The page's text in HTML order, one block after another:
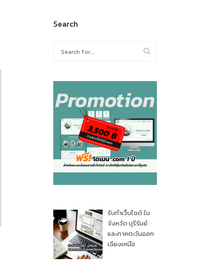
Search
for:
รับทำเว็บไซต์ ใน
จังหวัด บุรีรัมย์
และภาคตะวันออก
เฉียงเหนือ